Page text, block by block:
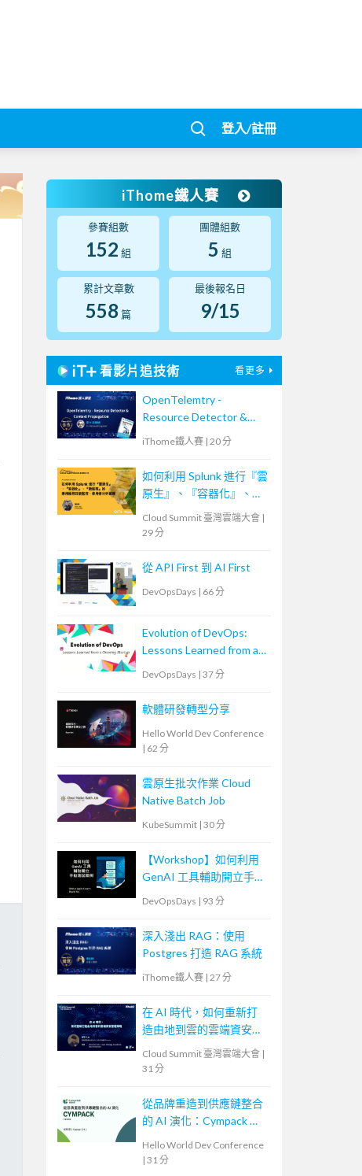
登入/註冊
iThome鐵人賽
參賽組數
152 組
團體組數
5 組
累計文章數
558 篇
最後報名日
9/15
看影片追技術 看更多
OpenTelemtry -
Resource Detector &
Context Propagation
iThome鐵人賽 | 20 分
如何利用 Splunk 進行『雲
原生』、『容器化』、
『微服務』的應用服務效
能監控、使用者分析管理
Cloud Summit 臺灣雲端大會 |
29 分
從 API First 到 AI First
DevOpsDays | 66 分
Evolution of DevOps:
Lessons Learned from a
Growing Startup
DevOpsDays | 37 分
軟體研發轉型分享
Hello World Dev Conference
| 62 分
雲原生批次作業 Cloud
Native Batch Job
KubeSummit | 30 分
【Workshop】如何利用
GenAI 工具輔助開立手動
DevOpsDays | 93 分
深入淺出 RAG：使用
Postgres 打造 RAG 系統
iThome鐵人賽 | 27 分
在 AI 時代，如何重新打
造由地到雲的雲端資安管
Cloud Summit 臺灣雲端大會 |
31 分
從品牌重造到供應鏈整合
的 AI 演化：Cympack 的
Hello World Dev Conference
| 31 分